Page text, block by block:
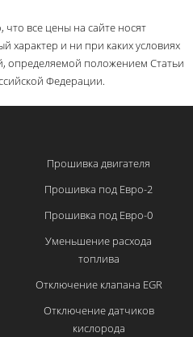
все цены на сайте носят
и ни при каких условиях
определяемой положением Статьи
Федерации.
Прошивка двигателя
Прошивка под Евро-2
Прошивка под Евро-0
Уменьшение расхода
топлива
Отключение клапана EGR
Отключение датчиков
кислорода